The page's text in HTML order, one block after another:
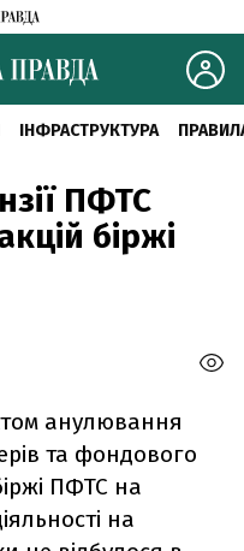
ІНФРАСТРУКТУРА
ПФТС
біржі
анулювання
та фондового
ПФТС на
на